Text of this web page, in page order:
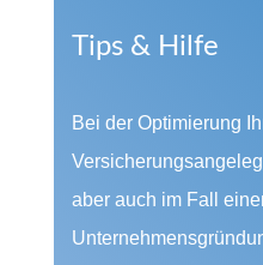
Tips & Hilfe
Bei der Optimierung
aber auch im Fall